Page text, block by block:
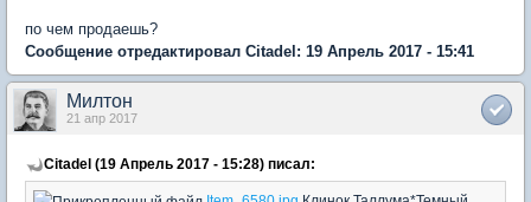
по чем продаешь?
Сообщение отредактировал Citadel: 19 Апрель 2017 - 15:41
Милтон
21 апр 2017
Citadel (19 Апрель 2017 - 15:28) писал: